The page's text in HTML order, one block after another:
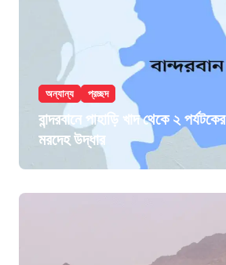
অন্যান্য প্রচ্ছদ
বান্দরবানে পাহাড়ি খাদ থেকে ২ পর্যটকের
মরদেহ উদ্ধার